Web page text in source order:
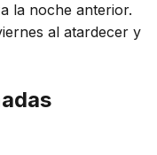
la noche anterior.
al atardecer y